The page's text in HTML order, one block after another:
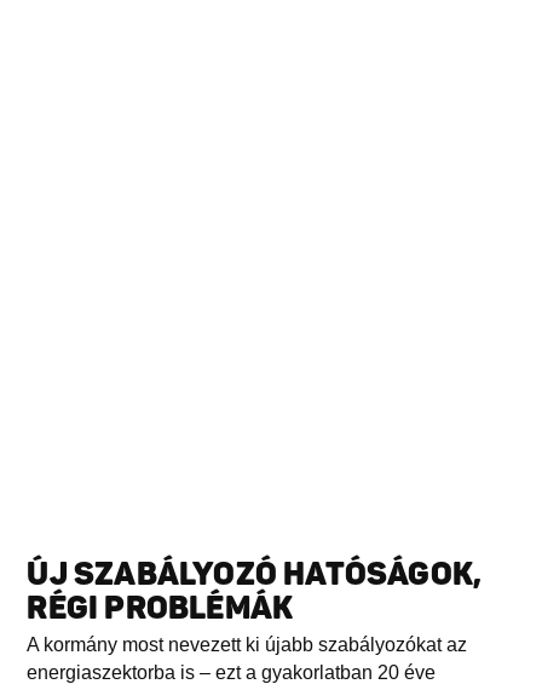
ÚJ SZABÁLYOZÓ HATÓSÁGOK,
RÉGI PROBLÉMÁK
A kormány most nevezett ki újabb szabályozókat az
energiaszektorba is – ezt a gyakorlatban 20 éve